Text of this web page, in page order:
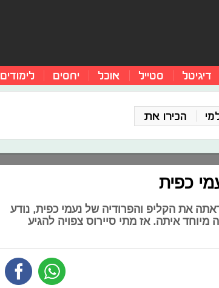
דיגיטל סטייל אוכל יחסים לימודים
הכירו את
כפית
את הקליפ והפרודיה של נעמי כפית, נודע
מיוחד איתה. אז מתי סיירוס צפויה להגיע